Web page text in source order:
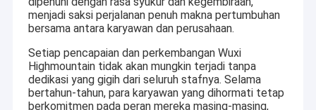
menjadi saksi perjalanan penuh makna pertumbuhan
bersama antara karyawan dan perusahaan.
Setiap pencapaian dan perkembangan Wuxi
Highmountain tidak akan mungkin terjadi tanpa
dedikasi yang gigih dari seluruh stafnya. Selama
bertahun-tahun, para karyawan yang dihormati tetap
berkomitmen pada peran mereka masing-masing,